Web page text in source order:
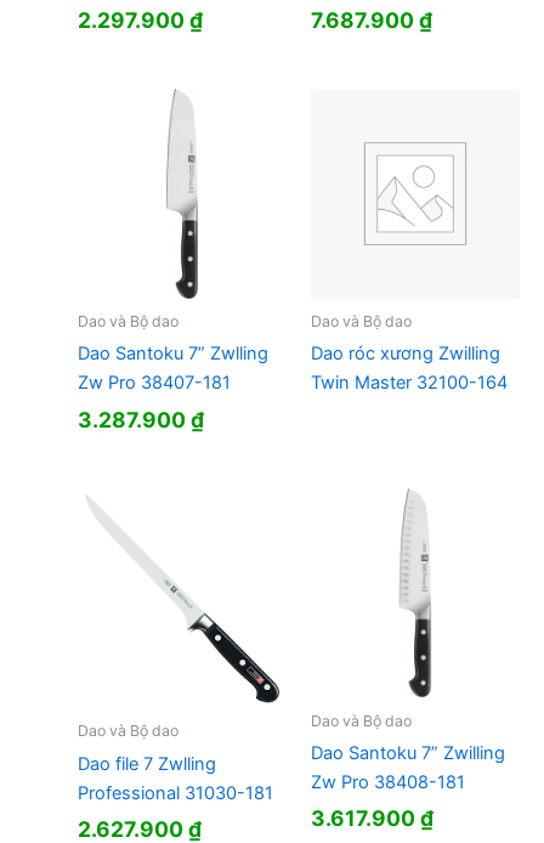
2.297.900₫ 7.687.900₫
Dao và Bộ dao
Dao Santoku 7” Zwlling
Zw Pro 38407-181
3.287.900₫
Dao và Bộ dao
Dao róc xương Zwilling
Twin Master 32100-164
Dao và Bộ dao
Dao file 7 Zwlling
Professional 31030-181
2.627.900₫
Dao và Bộ dao
Dao Santoku 7” Zwilling
Zw Pro 38408-181
3.617.900₫